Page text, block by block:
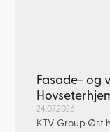
Fasade- og
24.07.2026
KTV Group Øst